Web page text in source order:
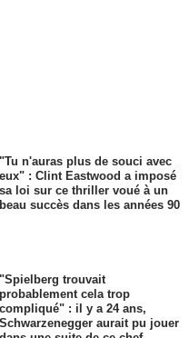
"Tu n'auras plus de souci avec
eux" : Clint Eastwood a imposé
sa loi sur ce thriller voué à un
beau succès dans les années 90
"Spielberg trouvait
probablement cela trop
compliqué" : il y a 24 ans,
Schwarzenegger aurait pu jouer